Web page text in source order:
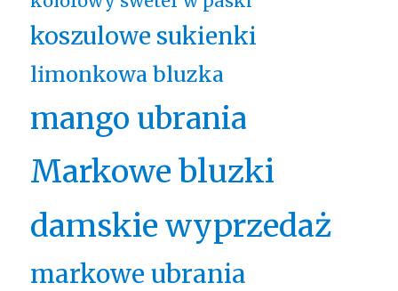
koszulowe sukienki
limonkowa bluzka
mango ubrania
Markowe bluzki
damskie wyprzedaż
markowe ubrania